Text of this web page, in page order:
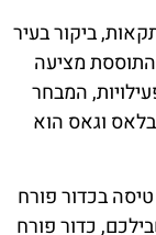
ביקור בעיר
התוססת מציעה
המבחר
וגאס הוא
בכדור פורח
כדור פורח